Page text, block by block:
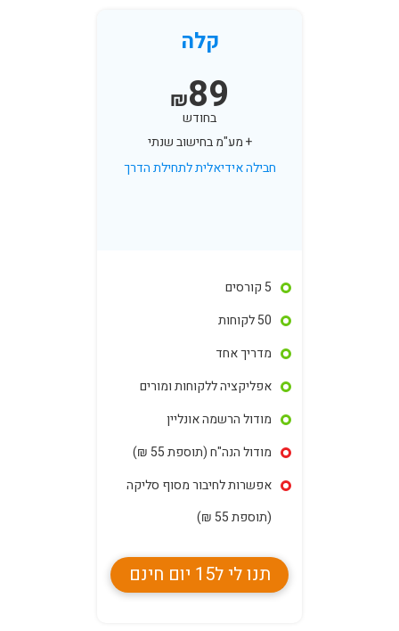
קלה
₪89
בחודש
+ מע"מ בחישוב שנתי
חבילה אידיאלית לתחילת הדרך
5 קורסים
50 לקוחות
מדריך אחד
אפליקציה ללקוחות ומורים
מודול הרשמה אונליין
מודול הנה"ח (תוספת 55 ₪)
אפשרות לחיבור מסוף סליקה
(תוספת 55 ₪)
תנו לי ל15 יום חינם